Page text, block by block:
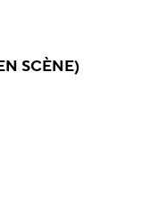
SCÈNE)